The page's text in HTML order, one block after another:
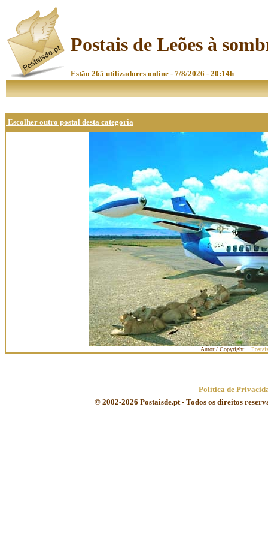
Postais de Leões à
Estão 265 utilizadores online - 7/8/2026 - 20:14h
Escolher outro postal desta categoria
Autor / Copyright:
Política de
© 2002-2026 Postaisde.pt - Todos os direitos